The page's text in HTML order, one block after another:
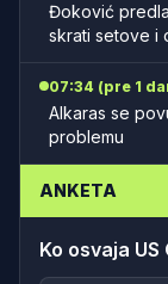
Đoković
skrati setove i
07:34 (pre 1
Alkaras se
problemu
ANKETA
Ko osvaja US